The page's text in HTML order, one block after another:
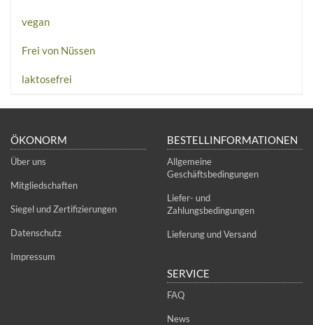
vegan
Frei von Nüssen
laktosefrei
ÖKONORM
Über uns
Mitgliedschaften
Siegel und Zertifizierungen
Datenschutz
Impressum
BESTELLINFORMATIONEN
Allgemeine
Geschäftsbedingungen
Liefer- und
Zahlungsbedingungen
Lieferung und Versand
SERVICE
FAQ
News